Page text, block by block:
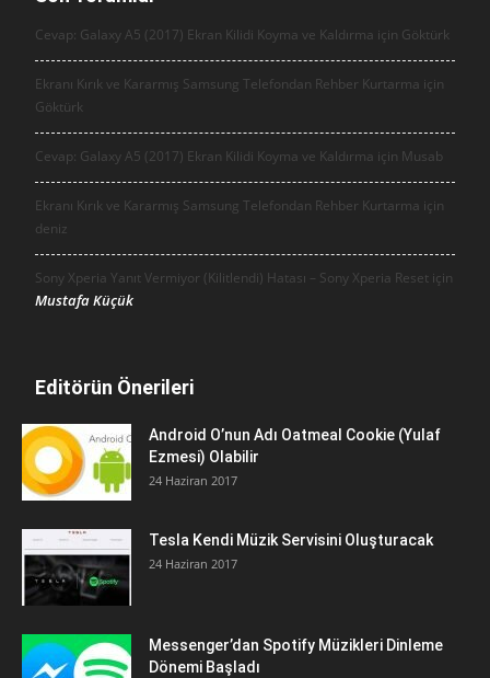
Cevap: Galaxy A5 (2017) Ekran Kilidi Koyma ve Kaldırma için Göktürk
Ekranı Kırık ve Kararmış Samsung Telefondan Rehber Kurtarma için
Göktürk
Cevap: Galaxy A5 (2017) Ekran Kilidi Koyma ve Kaldırma için Musab
Ekranı Kırık ve Kararmış Samsung Telefondan Rehber Kurtarma için
deniz
Sony Xperia Yanıt Vermiyor (Kilitlendi) Hatası – Sony Xperia Reset için
Mustafa Küçük
Editörün Önerileri
Android O’nun Adı Oatmeal Cookie (Yulaf
Ezmesi) Olabilir
24 Haziran 2017
Tesla Kendi Müzik Servisini Oluşturacak
24 Haziran 2017
Messenger’dan Spotify Müzikleri Dinleme
Dönemi Başladı